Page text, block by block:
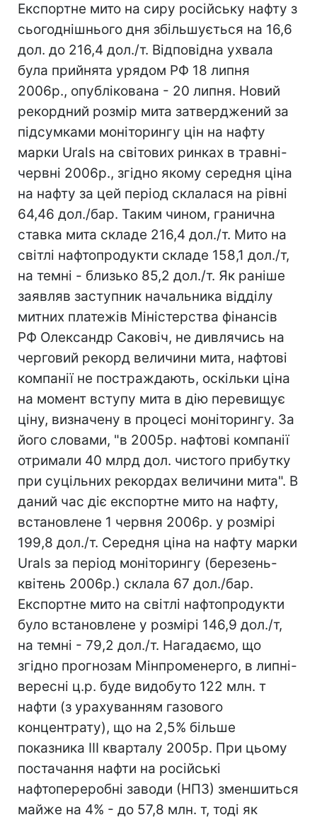
Експортне мито на сиру російську нафту з
сьогоднішнього дня збільшується на 16,6
дол. до 216,4 дол./т. Відповідна ухвала
була прийнята урядом РФ 18 липня
2006р., опублікована - 20 липня. Новий
рекордний розмір мита затверджений за
підсумками моніторингу цін на нафту
марки Urals на світових ринках в травні-
червні 2006р., згідно якому середня ціна
на нафту за цей період склалася на рівні
64,46 дол./бар. Таким чином, гранична
ставка мита складе 216,4 дол./т. Мито на
світлі нафтопродукти складе 158,1 дол./т,
на темні - близько 85,2 дол./т. Як раніше
заявляв заступник начальника відділу
митних платежів Міністерства фінансів
РФ Олександр Саковіч, не дивлячись на
черговий рекорд величини мита, нафтові
компанії не постраждають, оскільки ціна
на момент вступу мита в дію перевищує
ціну, визначену в процесі моніторингу. За
його словами, "в 2005р. нафтові компанії
отримали 40 млрд дол. чистого прибутку
при суцільних рекордах величини мита". В
даний час діє експортне мито на нафту,
встановлене 1 червня 2006р. у розмірі
199,8 дол./т. Середня ціна на нафту марки
Urals за період моніторингу (березень-
квітень 2006р.) склала 67 дол./бар.
Експортне мито на світлі нафтопродукти
було встановлене у розмірі 146,9 дол./т,
на темні - 79,2 дол./т. Нагадаємо, що
згідно прогнозам Мінпроменерго, в липні-
вересні ц.р. буде видобуто 122 млн. т
нафти (з урахуванням газового
концентрату), що на 2,5% більше
показника III кварталу 2005р. При цьому
постачання нафти на російські
нафтопереробні заводи (НПЗ) зменшиться
майже на 4% - до 57,8 млн. т, тоді як